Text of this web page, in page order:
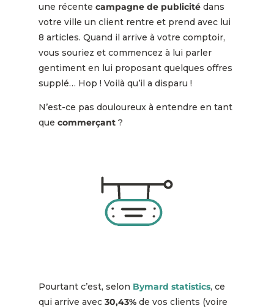
une récente campagne de publicitédans
votre ville un client rentre et prend avec lui
8 articles. Quand il arrive à votre comptoir,
vous souriez et commencez à lui parler
gentiment en lui proposant quelques offres
supplé… Hop ! Voilà qu’il a disparu !
N’est-ce pas douloureux à entendre en tant
que commerçant?
Pourtant c’est, selon Bymard statistics, ce
qui arrive avec 30,43%de vos clients (voire